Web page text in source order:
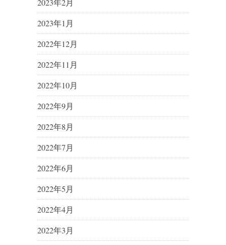
2023年2月
2023年1月
2022年12月
2022年11月
2022年10月
2022年9月
2022年8月
2022年7月
2022年6月
2022年5月
2022年4月
2022年3月